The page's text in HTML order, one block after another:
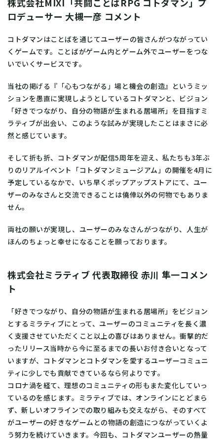
ロデューサー 大槻一彦 コメント
コトダマンはことばを通じてユーザーの皆さんがつながってい
くゲームです。ことばがゲーム内とゲーム外でユーザーをつな
いでいくサービスです。
当社の掲げる『「心もつながる」場と機会の創造』というミッ
ションを愚直に実現しようとしているコトダマンと、ビジョン
「好きでつながり、自分の物語が生まれる居場所」を目指すミ
ラティブが出会い、このような試みが実現したことはまさに必
然と感じています。
そして折も折、コトダマンが配信5周年を迎え、私たちも3年ぶ
りのリアルイベント「コトダマンミュージアム」の開催を4月に
予定しているなかで、いち早くポップアップストアにて、ユー
ザーのみなさんと交流できることは僥倖以外の何物でもありま
せん。
両社の願いが実現し、ユーザーのみなさんがつながり、人生が
ほんのちょっと幸せになることを願っております。
株式会社ミラティブ 代表取締役 赤川 隼一コメン
ト
「好きでつながり、自分の物語が生まれる居場所」をビジョン
とするミラティブにとって、ユーザーのコミュニティを長く濃
く支援させていただくこと以上の喜びはありません。衝撃的だ
ったリリース当時から今に至るまでの長いお付き合いとなって
いますが、コトダマンとコトダマンを愛するユーザーコミュニ
ティに少しでも貢献できているなら何よりです。
コロナ渦を経て、理想のコミュニティの形もまた変化していっ
ているのを感じます。ミラティブでは、オンラインにとどまら
ず、新しいオフラインでの取り組みも交えながら、そのすべて
がユーザーの好きなゲームとの物語の創造につながっていくよ
う努力を続けていきます。今回も、コトダマンユーザーの熱量